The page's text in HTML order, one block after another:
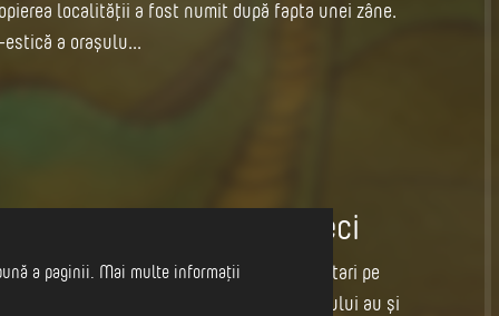
localității a fost numit după fapta unei zâne.
a orașulu...
Nirajului, Vârful Becheci
din cauza distrugerilor provocate de tătari pe
Becheci. Conform tradiției, locuitorii satului au și
a paginii. Mai multe informații